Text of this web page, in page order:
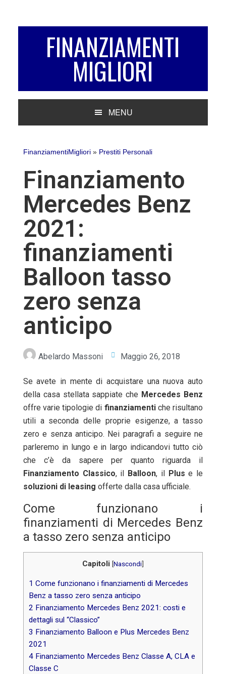
FINANZIAMENTI
MIGLIORI
MENU
FinanziamentiMigliori» Prestiti Personali
Finanziamento
Mercedes Benz
2021:
finanziamenti
Balloon tasso
zero senza
anticipo
Abelardo Massoni Maggio 26, 2018
Se avete in mente di acquistare una nuova auto
della casa stellata sappiate che Mercedes Benz
offre varie tipologie di finanziamentiche risultano
utili a seconda delle proprie esigenze, a tasso
zero e senza anticipo. Nei paragrafi a seguire ne
parleremo in lungo e in largo indicandovi tutto ciò
che c’è da sapere per quanto riguarda il
Finanziamento Classico, il Balloon, il Plus e le
soluzioni di leasing offerte dalla casa ufficiale.
Come funzionano i
finanziamenti di Mercedes Benz
a tasso zero senza anticipo
Capitoli [Nascondi]
1 Come funzionano i finanziamenti di Mercedes
Benz a tasso zero senza anticipo
2 Finanziamento Mercedes Benz 2021: costi e
dettagli sul “Classico”
3 Finanziamento Balloon e Plus Mercedes Benz
2021
4Finanziamento Mercedes Benz Classe A, CLA e
Classe C